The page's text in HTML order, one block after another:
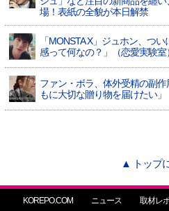
場！表紙の全貌が本日解禁
「MONSTA X」ジュホン、つ
感って何なの？」（恋愛実験室
ファン・ボラ、体外受精の副
もに大切な贈り物を届けたい」
▲ トップ
KOREPO.COM ニュース 取材レ